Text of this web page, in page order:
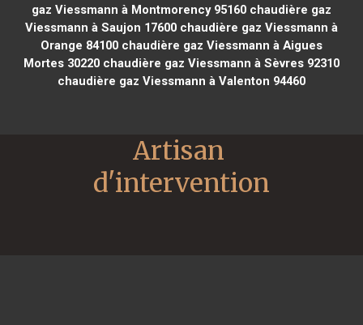
gaz Viessmann à Montmorency 95160chaudière gaz
Viessmann à Saujon 17600chaudière gaz Viessmann à
Orange 84100chaudière gaz Viessmann à Aigues
Mortes 30220chaudière gaz Viessmann à Sèvres 92310
chaudière gaz Viessmann à Valenton 94460
Artisan
d'intervention